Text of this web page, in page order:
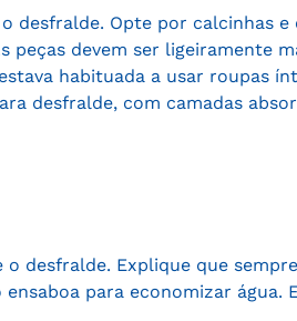
desfralde. Opte por calcinhas e
devem ser ligeiramente
habituada a usar roupas
desfralde, com camadas
desfralde. Explique que
para economizar água.